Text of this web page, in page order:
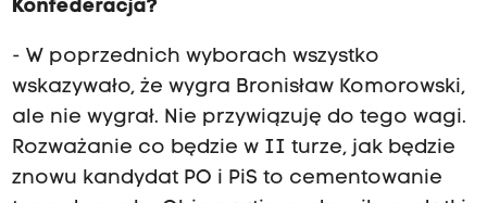
Konfederacja?
- W poprzednich wyborach wszystko
wskazywało, że wygra Bronisław Komorowski,
ale nie wygrał. Nie przywiązuję do tego wagi.
Rozważanie co będzie w II turze, jak będzie
znowu kandydat PO i PiS to cementowanie